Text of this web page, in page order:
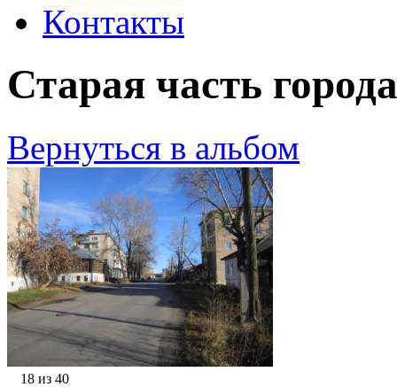
Контакты
Старая часть
Вернуться в альбом
18 из 40